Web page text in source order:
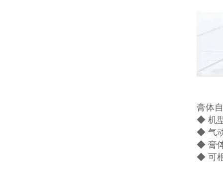
膏体
◆ 机
◆ 气
◆ 膏
◆ 可